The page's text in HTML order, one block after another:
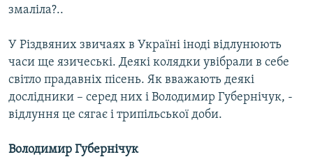
змаліла?..
У Різдвяних звичаях в Україні іноді відлунюють
часи ще язичеські. Деякі колядки увібрали в себе
світло прадавніх пісень. Як вважають деякі
дослідники – серед них і Володимир Губернічук, -
відлуння це сягає і трипільської доби.
Володимир Губернічук